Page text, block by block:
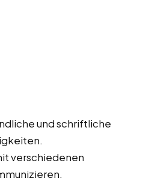
und schriftliche
verschiedenen